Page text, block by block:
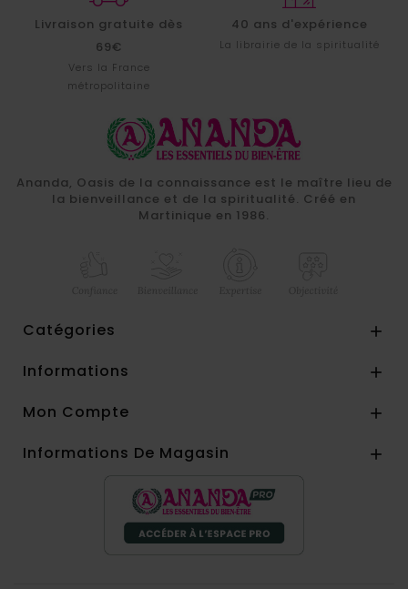
(1
Livraison gratuite dès
69€
Vers la France
métropolitaine
40 ans d'expérience
La librairie de la spiritualité
Ananda, Oasis de la connaissance est le maître lieu de
la bienveillance et de la spiritualité. Créé en
Martinique en 1986.
Catégories 
Informations 
Mon Compte 
Informations De Magasin 